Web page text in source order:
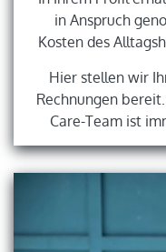
in Anspruch
Kosten des
Hier stellen wir
Rechnungen
Care-Team ist